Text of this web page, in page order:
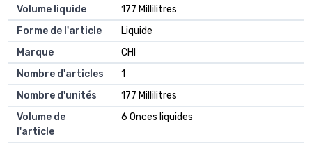
Volume liquide
177 Millilitres
Forme de l'article
Liquide
Marque
CHI
Nombre d'articles
1
Nombre d'unités
177 Millilitres
Volume de
l'article
6 Onces liquides